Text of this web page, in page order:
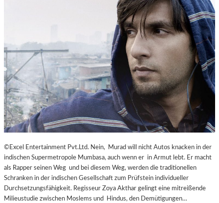
©Excel Entertainment Pvt.Ltd. Nein, Murad will nicht Autos knacken in der
indischen Supermetropole Mumbasa, auch wenn er in Armut lebt. Er macht
als Rapper seinen Weg und bei diesem Weg, werden die traditionellen
Schranken in der indischen Gesellschaft zum Prüfstein individueller
Durchsetzungsfähigkeit. Regisseur Zoya Akthar gelingt eine mitreißende
Milieustudie zwischen Moslems und Hindus, den Demütigungen…